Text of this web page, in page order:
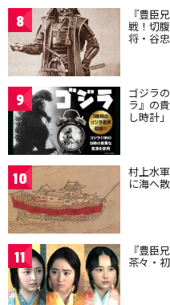
8 『豊臣
戦！切
将・谷
9 ゴジラ
ラ』の
し時計
10 村上水
に海へ
11 『豊臣
茶々・